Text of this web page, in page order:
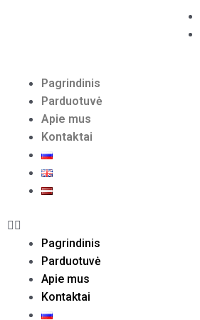
Pagrindinis
Parduotuvė
Apie mus
Kontaktai
Menu
Pagrindinis
Parduotuvė
Apie mus
Kontaktai